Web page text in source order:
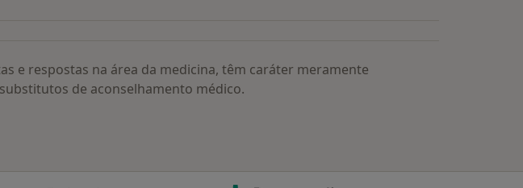
e respostas na área da medicina, têm caráter meramente
de aconselhamento médico.